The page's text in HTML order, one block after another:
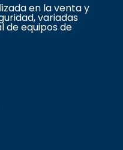
en la venta y
variadas
de equipos de